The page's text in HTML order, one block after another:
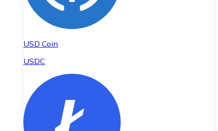
USD Coin
USDC